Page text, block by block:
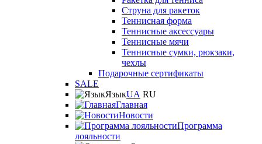
Струна для ракеток
Теннисная форма
Теннисные аксессуары
Теннисные мячи
Теннисные сумки, рюкзаки,
чехлы
Подарочные сертификаты
SALE
ЯзыкUA RU
Главная
Новости
Программа
лояльности